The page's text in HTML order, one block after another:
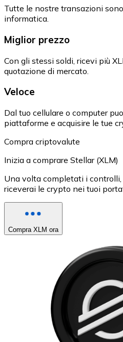
Tutte le nostre transazioni
informatica.
Miglior prezzo
Con gli stessi soldi, ricevi più
quotazione di mercato.
Veloce
Dal tuo cellulare o computer
piattaforme e acquisire le tue
Compra criptovalute
Inizia a comprare Stellar (XLM)
Una volta completati i
riceverai le crypto nei tuoi
Compra XLM ora